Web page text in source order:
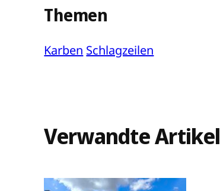
Themen
Karben Schlagzeilen
Verwandte Artikel